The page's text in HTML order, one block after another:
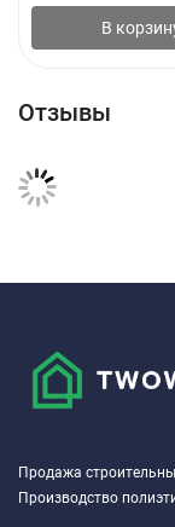
В
Отзывы
Продажа
Производство